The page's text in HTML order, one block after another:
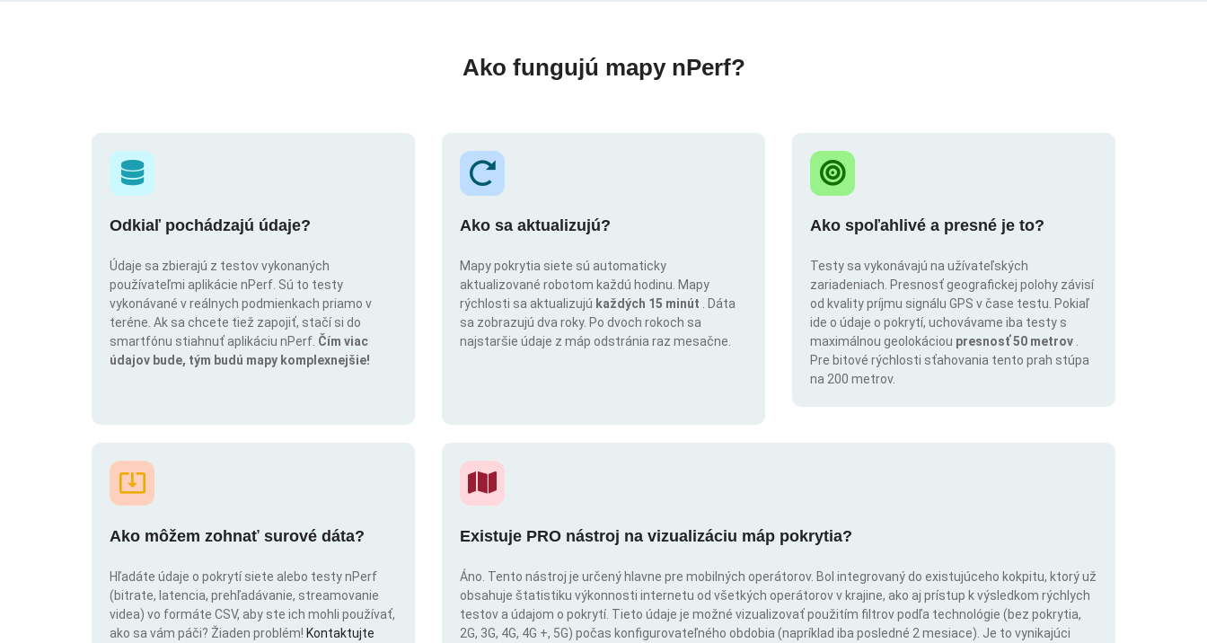
Ako fungujú mapy nPerf?
Odkiaľ pochádzajú údaje?
Údaje sa zbierajú z testov vykonaných
používateľmi aplikácie nPerf. Sú to testy
vykonávané v reálnych podmienkach priamo v
teréne. Ak sa chcete tiež zapojiť, stačí si do
smartfónu stiahnuť aplikáciu nPerf. Čím viac
údajov bude, tým budú mapy komplexnejšie!
Ako sa aktualizujú?
Mapy pokrytia siete sú automaticky
aktualizované robotom každú hodinu. Mapy
rýchlosti sa aktualizujú každých 15 minút
. Dáta
sa zobrazujú dva roky. Po dvoch rokoch sa
najstaršie údaje z máp odstránia raz mesačne.
Ako spoľahlivé a presné je to?
Testy sa vykonávajú na užívateľských
zariadeniach. Presnosť geografickej polohy závisí
od kvality príjmu signálu GPS v čase testu. Pokiaľ
ide o údaje o pokrytí, uchovávame iba testy s
maximálnou geolokáciou presnosť 50 metrov
Pre bitové rýchlosti sťahovania tento prah stúpa
na 200 metrov.
Ako môžem zohnať surové dáta?
Hľadáte údaje o pokrytí siete alebo testy nPerf
(bitrate, latencia, prehľadávanie, streamovanie
videa) vo formáte CSV, aby ste ich mohli používať,
ako sa vám páči? Žiaden problém! Kontaktujte
Existuje PRO nástroj na vizualizáciu máp pokrytia?
Áno. Tento nástroj je určený hlavne pre mobilných operátorov. Bol integrovaný do existujúceho kokpitu, ktorý už
obsahuje štatistiku výkonnosti internetu od všetkých operátorov v krajine, ako aj prístup k výsledkom rýchlych
testov a údajom o pokrytí. Tieto údaje je možné vizualizovať použitím filtrov podľa technológie (bez pokrytia,
2G, 3G, 4G, 4G +, 5G) počas konfigurovateľného obdobia (napríklad iba posledné 2 mesiace). Je to vynikajúci